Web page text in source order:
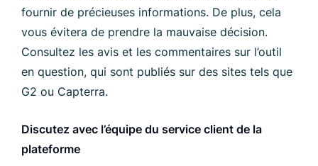
fournir de précieuses informations. De plus, cela
vous évitera de prendre la mauvaise décision.
Consultez les avis et les commentaires sur l’outil
en question, qui sont publiés sur des sites tels que
G2 ou Capterra.
Discutez avec l’équipe du service client de la
plateforme